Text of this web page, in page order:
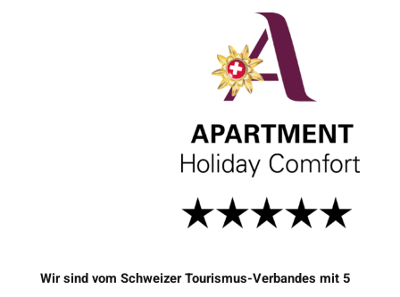
Wirsind vom Schweizer Tourismus-Verbandes mit 5